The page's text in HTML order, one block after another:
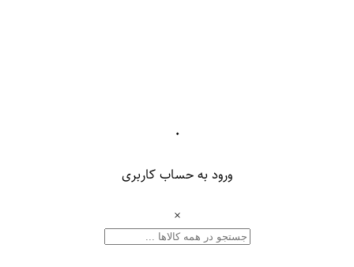
۰
ورود به حساب کاربری
×